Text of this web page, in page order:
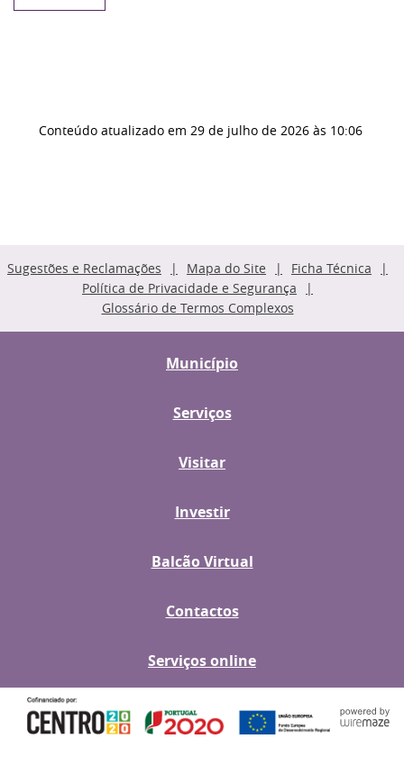
Conteúdo atualizado em 29 de julho de 2026 às 10:06
Sugestões e Reclamações Mapa do Site
Ficha Técnica
Política de Privacidade e Segurança
Glossário de Termos Complexos
Município
Serviços
Visitar
Investir
Balcão Virtual
Contactos
Serviços online